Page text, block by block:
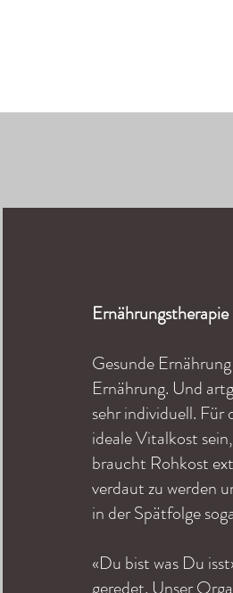
Ernährungstherapie
Gesunde
Ernährung. Und
sehr individuell. Für
ideale Vitalkost
braucht Rohkost
verdaut zu werden
in der Spätfolge
«Du bist was Du